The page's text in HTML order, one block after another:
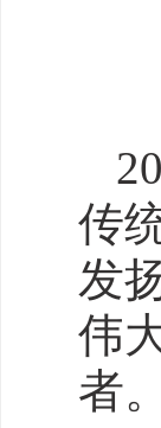
传
发
伟
者。